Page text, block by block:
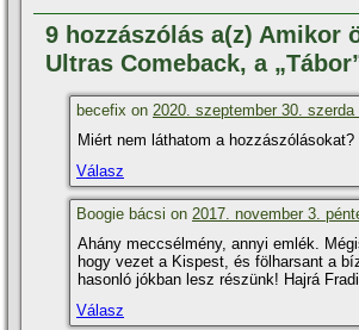
9 hozzászólás a(z) Amikor
Ultras Comeback, a
becefix on 2020. szeptember 30. szerda
Miért nem láthatom a hozzászólásokat?
Válasz
Boogie bácsi on 2017. november 3.
Ahány meccsélmény, annyi emlék.
hogy vezet a Kispest, és fölharsant a
hasonló jókban lesz részünk! Hajrá
Válasz